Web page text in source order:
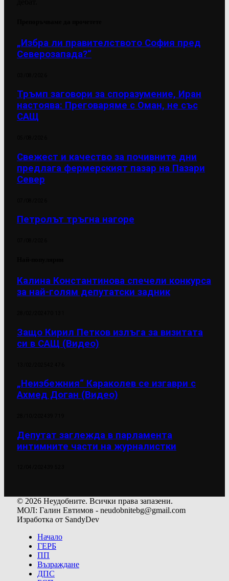
„Избра ли правителството София пред
Северозапада?“
Тръмп заговори за споразумение, Иран
настоява: Преговаряме с Оман, не със
САЩ
Свежест и качество за почивните дни
предлага фермерският пазар на Пазари
Север
Петролът тръгна нагоре
Калина Константинова спечели конкурса
за най-голям депутатски задник
Защо Кирил Петков излъга за визитата
си в САЩ (Видео)
„Неизбежния“ Караколев се изгаври с
Ахмед Доган (Видео)
Депутат заглежда в парламента
интимните части на журналистки
© 2026 Неудобните. Всички права запазени.
МОЛ: Галин Евтимов - neudobnitebg@gmail.com
Изработка от SandyDev
Начало
ГЕРБ
ПП
Възраждане
ДПС